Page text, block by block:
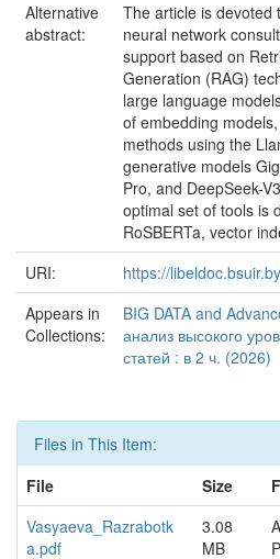
Alternative
abstract:
The article is devoted
neural network
support based on
Generation (RAG)
large language
of embedding
methods using the
generative models
Pro, and DeepSeek-
optimal set of tools is
RoSBERTa, vector
URI:
https://
Appears in
Collections:
BIG DATA and
анализ высокого
статей : в 2 ч. (2026)
Files in This Item:
File
Size
Vasyaeva_Razrabotk
a.pdf
3.08
MB